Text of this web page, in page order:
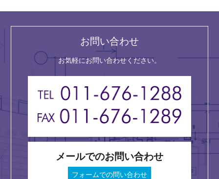
お問い合わせ
お気軽にお問い合わせください。
メールでのお問い合わせ
フォームでの問い合わせ